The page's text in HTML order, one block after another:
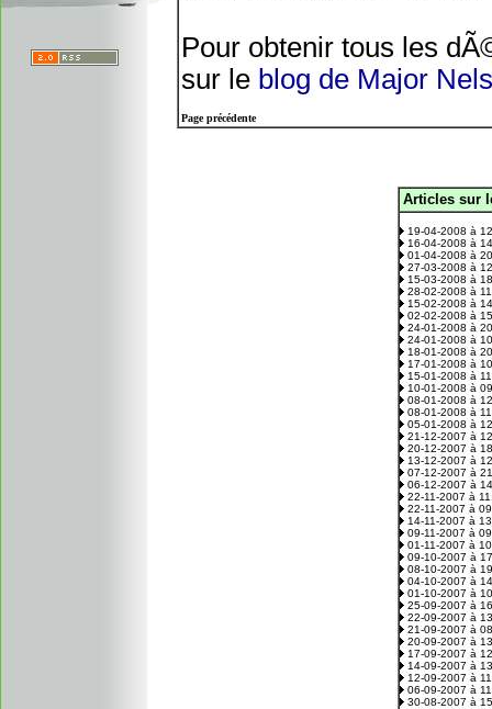
Pour obtenir tous les
sur le blog de Major
Page précédente
Articles sur
19-04-2008 à
16-04-2008 à
01-04-2008 à
27-03-2008 à
15-03-2008 à
28-02-2008 à
15-02-2008 à
02-02-2008 à
24-01-2008 à
24-01-2008 à
18-01-2008 à
17-01-2008 à
15-01-2008 à
10-01-2008 à
08-01-2008 à
08-01-2008 à
05-01-2008 à
21-12-2007 à
20-12-2007 à
13-12-2007 à
07-12-2007 à
06-12-2007 à
22-11-2007 à
22-11-2007 à
14-11-2007 à
09-11-2007 à
01-11-2007 à
09-10-2007 à
08-10-2007 à
04-10-2007 à
01-10-2007 à
25-09-2007 à
22-09-2007 à
21-09-2007 à
20-09-2007 à
17-09-2007 à
14-09-2007 à
12-09-2007 à
06-09-2007 à
30-08-2007 à